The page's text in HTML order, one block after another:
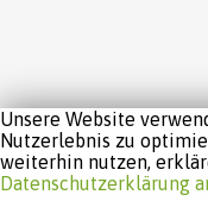
Unsere Website
Nutzerlebnis zu
weiterhin nutzen,
Datenschutzerklärung